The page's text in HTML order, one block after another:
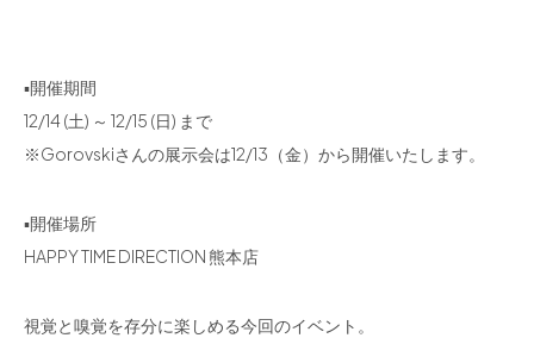
▪開催期間
12/14 (土) ～ 12/15 (日) まで
※Gorovskiさんの展示会は12/13（金）から開催いたします。
▪開催場所
HAPPY TIME DIRECTION 熊本店
視覚と嗅覚を存分に楽しめる今回のイベント。